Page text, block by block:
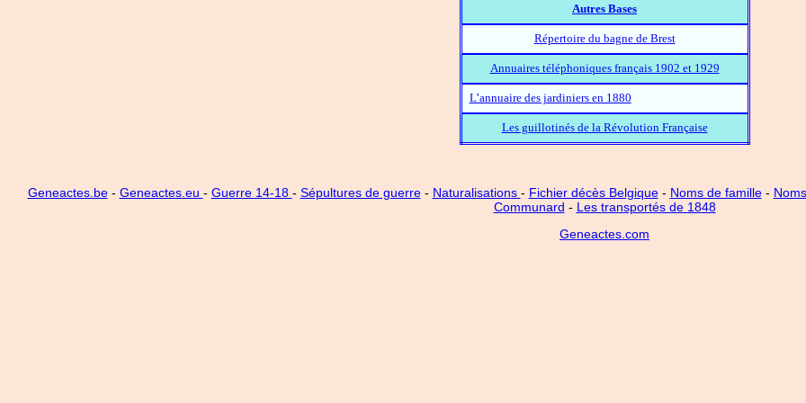
Autres Bases
Répertoire du bagne de Brest
Annuaires téléphoniques français 1902 et 1929
L’annuaire des jardiniers en 1880
Les guillotinés de la Révolution Française
Geneactes.be- Geneactes.eu - Guerre 14-18 - Sépultures de guerre- Naturalisations - Fichier décès Belgique- Noms de famille-
Communard - Les transportés de 1848
Geneactes.com